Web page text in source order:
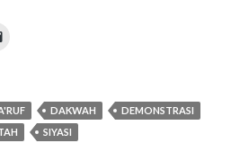
DAKWAH
DEMONSTRASI
SIYASI